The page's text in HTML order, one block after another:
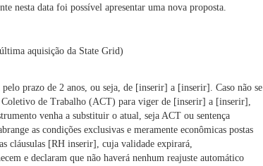
nesta data foi possível apresentar uma nova proposta.
aquisição da State Grid)
prazo de 2 anos, ou seja, de [inserir] a [inserir]. Caso não se
Coletivo de Trabalho (ACT) para viger de [inserir] a [inserir],
venha a substituir o atual, seja ACT ou sentença
as condições exclusivas e meramente econômicas postas
cláusulas [RH inserir], cuja validade expirará,
e declaram que não haverá nenhum reajuste automático